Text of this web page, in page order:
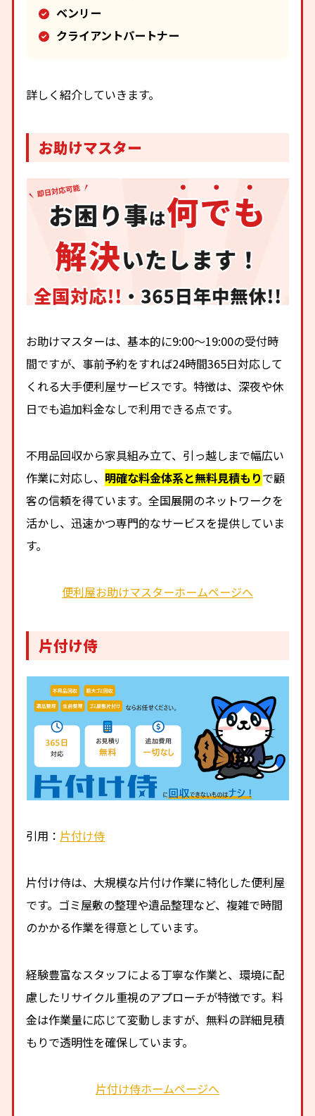
ベンリー
クライアントパートナー
詳しく紹介していきます。
お助けマスター
お助けマスターは、基本的に9:00～19:00の受付時
間ですが、事前予約をすれば24時間365日対応して
くれる大手便利屋サービスです。特徴は、深夜や休
日でも追加料金なしで利用できる点です。
不用品回収から家具組み立て、引っ越しまで幅広い
作業に対応し、 明確な料金体系と無料見積もりで顧
客の信頼を得ています。全国展開のネットワークを
活かし、迅速かつ専門的なサービスを提供していま
す。
便利屋お助けマスターホームページへ
片付け侍
引用： 片付け侍
片付け侍は、大規模な片付け作業に特化した便利屋
です。ゴミ屋敷の整理や遺品整理など、複雑で時間
のかかる作業を得意としています。
経験豊富なスタッフによる丁寧な作業と、環境に配
慮したリサイクル重視のアプローチが特徴です。料
金は作業量に応じて変動しますが、無料の詳細見積
もりで透明性を確保しています。
片付け侍ホームページへ